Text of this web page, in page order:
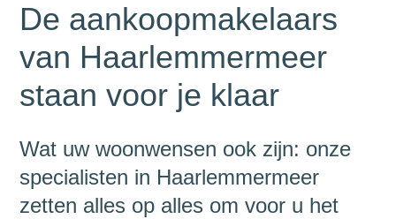
De aankoopmakelaars
van Haarlemmermeer
staan voor je klaar
Wat uw woonwensen ook zijn: onze
specialisten in Haarlemmermeer
zetten alles op alles om voor u het